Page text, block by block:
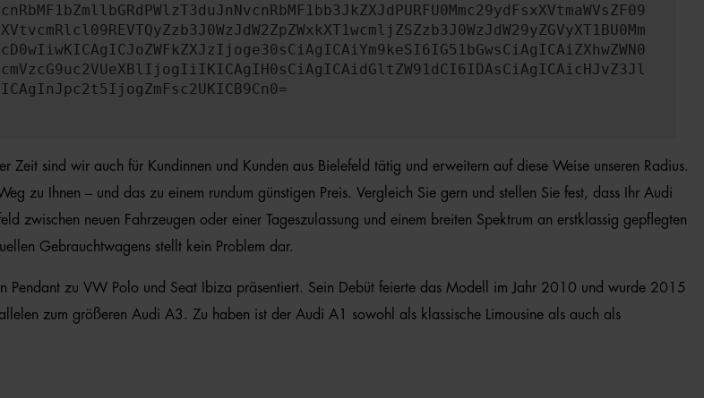
Zeit sind wir auch für Kundinnen und Kunden aus Bielefeld tätig und erweitern auf diese Weise unseren Radius.
zu Ihnen – und das zu einem rundum günstigen Preis. Vergleich Sie gern und stellen Sie fest, dass Ihr Audi
zwischen neuen Fahrzeugen oder einer Tageszulassung und einem breiten Spektrum an erstklassig gepflegten
Gebrauchtwagens stellt kein Problem dar.
Pendant zu VW Polo und Seat Ibiza präsentiert. Sein Debüt feierte das Modell im Jahr 2010 und wurde 2015
zum größeren Audi A3. Zu haben ist der Audi A1 sowohl als klassische Limousine als auch als